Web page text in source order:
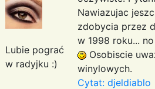
Lubie pograć
w radyjku :)
Nawiazujac
zdobycia przez
w 1998 roku...
Osobiscie
winylowych.
Cytat: djeldiablo